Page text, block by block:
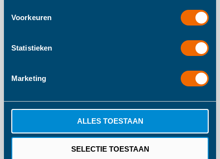
Voorkeuren
Statistieken
Marketing
ALLES TOESTAAN
SELECTIE TOESTAAN
Meer
Trixie